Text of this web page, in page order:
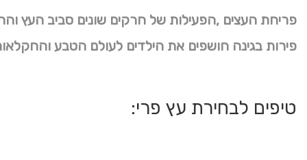
פריחת העצים ,הפעילות של חרקים שונים סביב העץ
פירות בגינה חושפים את הילדים לעולם הטבע
טיפים לבחירת עץ פרי: